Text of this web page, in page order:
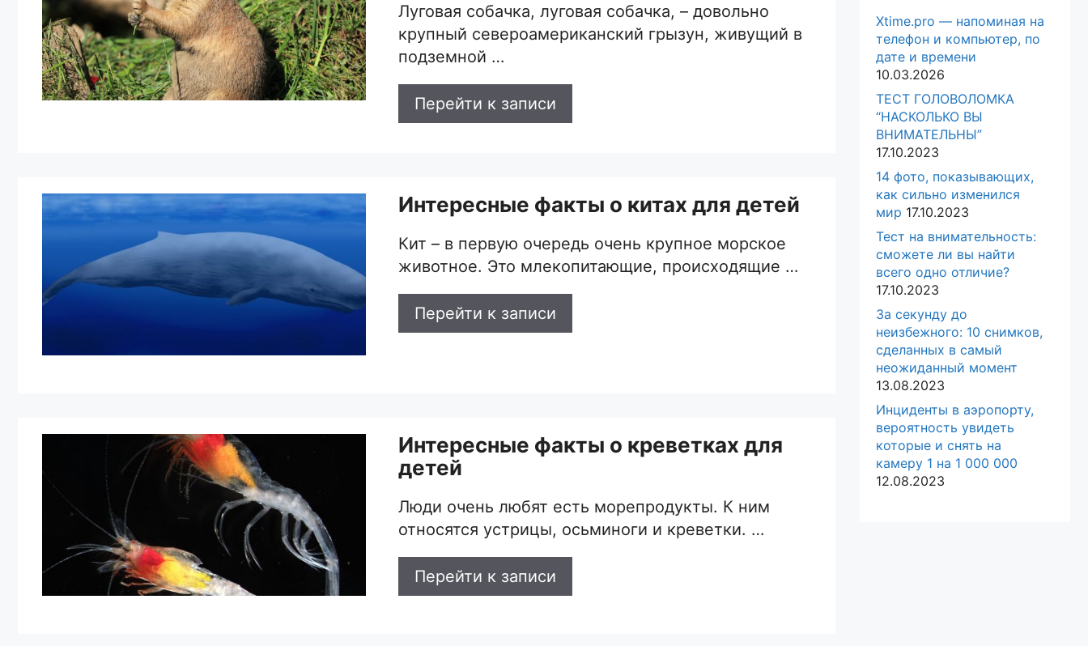
Луговая собачка, луговая собачка, – довольно
крупный североамериканский грызун, живущий в
подземной …
Перейти к записи
Интересные факты о китах для детей
Кит – в первую очередь очень крупное морское
животное. Это млекопитающие, происходящие …
Перейти к записи
Интересные факты о креветках для
детей
Люди очень любят есть морепродукты. К ним
относятся устрицы, осьминоги и креветки. …
Перейти к записи
Xtime.pro — напоминая на
телефон и компьютер, по
дате и времени
10.03.2026
ТЕСТ ГОЛОВОЛОМКА
“НАСКОЛЬКО ВЫ
ВНИМАТЕЛЬНЫ”
17.10.2023
14 фото, показывающих,
как сильно изменился
мир 17.10.2023
Тест на внимательность:
сможете ли вы найти
всего одно отличие?
17.10.2023
За секунду до
неизбежного: 10 снимков,
сделанных в самый
неожиданный момент
13.08.2023
Инциденты в аэропорту,
вероятность увидеть
которые и снять на
камеру 1 на 1 000 000
12.08.2023